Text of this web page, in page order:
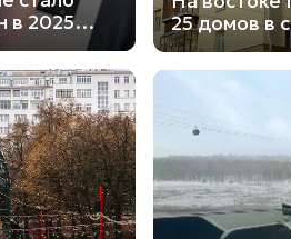
в 2025
25 домов в